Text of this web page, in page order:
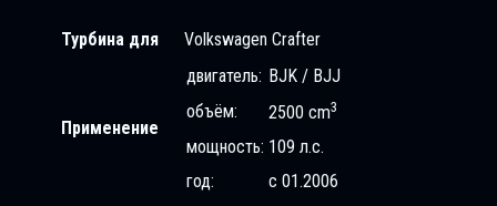
Турбина для Volkswagen Crafter
Применение
двигатель: BJK / BJJ
объём:
2500 cm3
мощность: 109 л.с.
год:
с 01.2006